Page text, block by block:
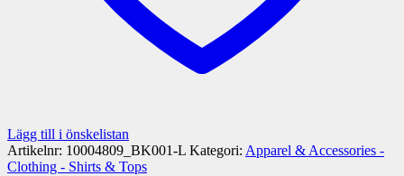
Lägg till i önskelistan
Artikelnr: 10004809_BK001-L Kategori: Apparel & Accessories -
Clothing - Shirts & Tops